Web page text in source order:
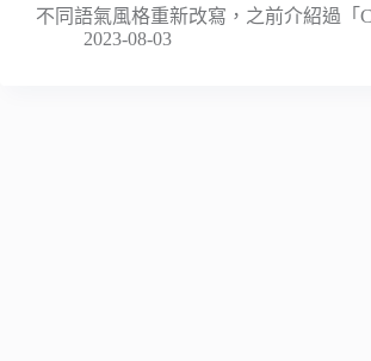
不同語氣風格重新改寫，之前介紹過「
2023-08-03